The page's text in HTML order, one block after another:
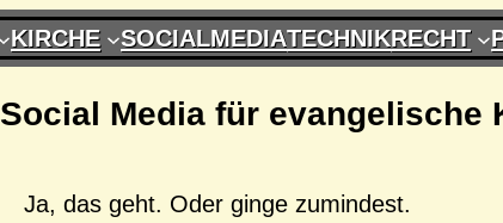
KIRCHE SOCIALMEDIATECHNIKRECHT
Social Media für evangelische
Ja, das geht. Oder ginge zumindest.